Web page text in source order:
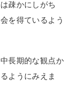
疎かにしがち
を得ているよう
長期的な観点か
ようにみえま